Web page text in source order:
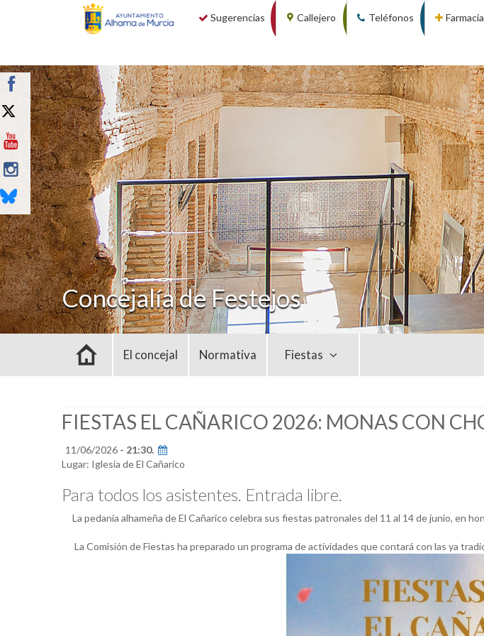
Sugerencias Callejero Teléfonos
Concejalía de Festejos
El concejal Normativa Fiestas
FIESTAS EL CAÑARICO 2026: MONAS CON
11/06/2026 - 21:30.
Lugar: Iglesia de El Cañarico
Para todos los asistentes. Entrada libre.
La pedanía alhameña de El Cañarico celebra sus fiestas patronales del 11 al 14 de junio, en
La Comisión de Fiestas ha preparado un programa de actividades que contará con las ya